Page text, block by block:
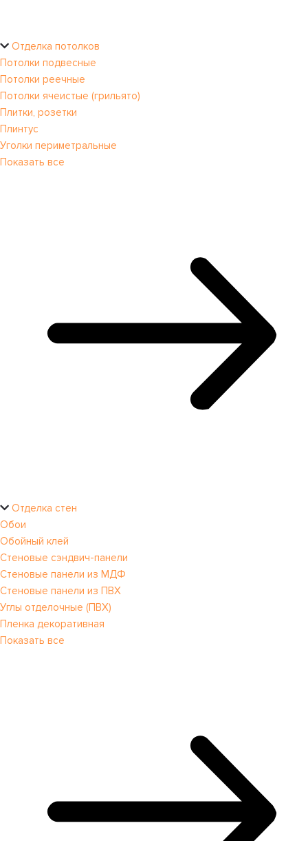
Отделка потолков
Потолки подвесные
Потолки реечные
Потолки ячеистые (грильято)
Плитки, розетки
Плинтус
Уголки периметральные
Показать все
Отделка стен
Обои
Обойный клей
Стеновые сэндвич-панели
Стеновые панели из МДФ
Стеновые панели из ПВХ
Углы отделочные (ПВХ)
Пленка декоративная
Показать все